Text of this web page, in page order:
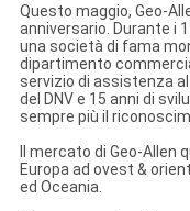
Questo maggio, Geo-
anniversario. Durante i
una società di fama
dipartimento
servizio di assistenza
del DNV e 15 anni di
sempre più il
Il mercato di Geo-Allen
Europa ad ovest &
ed Oceania.